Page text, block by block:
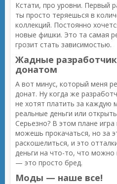
Кстати, про уровни. Первый
ты просто теряешься в
коллекций. Постоянно
новые фишки. Это та самая
грозит стать зависимостью.
Жадные
донатом
А вот минус, который меня
донат. Ну когда же
не хотят платить за каждую
реальные деньги или
Серьезно? В этом плане
можешь прокачаться, но за
раскошелиться, и это
деньги на что-то, что можно
— это просто бред.
Моды — наше все!